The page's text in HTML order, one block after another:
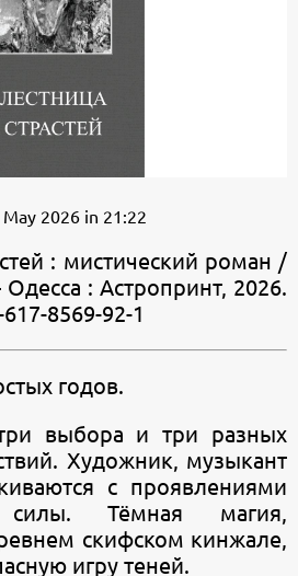
2026 in 21:22
: мистический роман /
: Астропринт, 2026.
8569-92-1
годов.
выбора и три разных
Художник, музыкант
с проявлениями
силы. Тёмная магия,
скифском кинжале,
игру теней.